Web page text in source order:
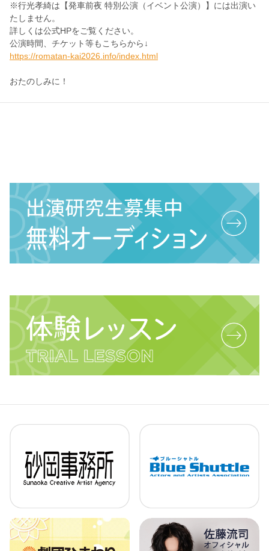
※行光孝綺は 【発車前夜 特別公演（イベント公演）】には出演い
たしません。
詳しくは公式HPをご覧ください。
公演時間、チケット等もこちらから↓
https://romatan-kai2026.info/index.html
おたのしみに！